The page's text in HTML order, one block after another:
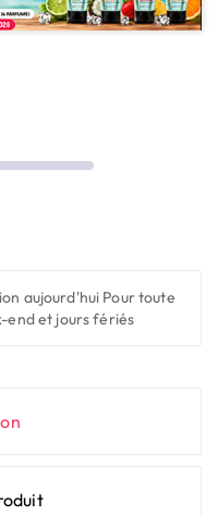
aujourd'hui Pour toute
end et jours fériés